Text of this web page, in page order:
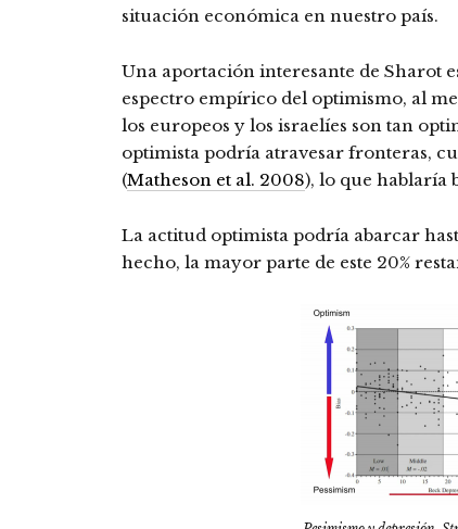
situación económica en nuestro país.
Una aportación interesante de Sharot
espectro empírico del optimismo, al
los europeos y los israelíes son tan
optimista podría atravesar fronteras,
(Matheson et al. 2008), lo que hablaría
La actitud optimista podría abarcar
hecho, la mayor parte de este 20%